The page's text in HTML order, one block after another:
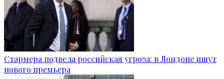
Стармера подвела российская угроза: в Лондоне ищут
нового премьера